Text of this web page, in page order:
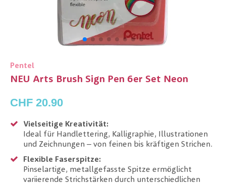
Pentel
NEU Arts Brush Sign Pen 6er Set Neon
CHF 20.90
Vielseitige Kreativität:
Ideal für Handlettering, Kalligraphie, Illustrationen
und Zeichnungen – von feinen bis kräftigen Strichen.
Flexible Faserspitze:
Pinselartige, metallgefasste Spitze ermöglicht
variierende Strichstärken durch unterschiedlichen